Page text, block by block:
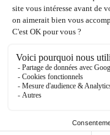
Copyright ©